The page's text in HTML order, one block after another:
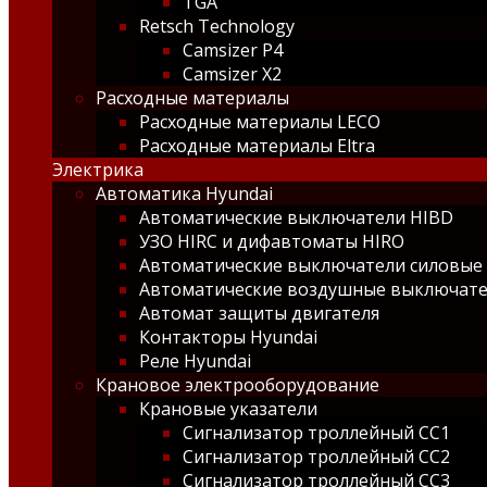
Retsch Technology
Camsizer P4
Camsizer X2
Расходные материалы
Расходные материалы LECO
Расходные материалы Eltra
Электрика
Автоматика Hyundai
Автоматические выключатели HIBD
УЗО HIRC и дифавтоматы HIRO
Автоматические выключатели силовые
Автоматические воздушные
Автомат защиты двигателя
Контакторы Hyundai
Реле Hyundai
Крановое электрооборудование
Крановые указатели
Сигнализатор троллейный СС1
Сигнализатор троллейный СС2
Сигнализатор троллейный СС3